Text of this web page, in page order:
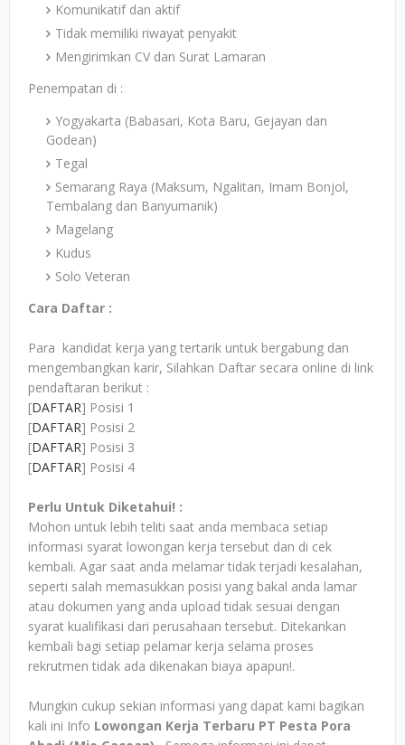
Komunikatif dan aktif
Tidak memiliki riwayat penyakit
Mengirimkan CV dan Surat Lamaran
Penempatan di :
Yogyakarta (Babasari, Kota Baru, Gejayan dan
Godean)
Tegal
Semarang Raya (Maksum, Ngalitan, Imam Bonjol,
Tembalang dan Banyumanik)
Magelang
Kudus
Solo Veteran
Cara Daftar :
Para kandidat kerja yang tertarik untuk bergabung dan
mengembangkan karir, Silahkan Daftar secara online di link
pendaftaran berikut :
[DAFTAR] Posisi 1
[DAFTAR] Posisi 2
[DAFTAR] Posisi 3
[DAFTAR] Posisi 4
Perlu Untuk Diketahui! :
Mohon untuk lebih teliti saat anda membaca setiap
informasi syarat lowongan kerja tersebut dan di cek
kembali. Agar saat anda melamar tidak terjadi kesalahan,
seperti salah memasukkan posisi yang bakal anda lamar
atau dokumen yang anda upload tidak sesuai dengan
syarat kualifikasi dari perusahaan tersebut. Ditekankan
kembali bagi setiap pelamar kerja selama proses
rekrutmen tidak ada dikenakan biaya apapun!.
Mungkin cukup sekian informasi yang dapat kami bagikan
kali ini Info Lowongan Kerja Terbaru PT Pesta Pora